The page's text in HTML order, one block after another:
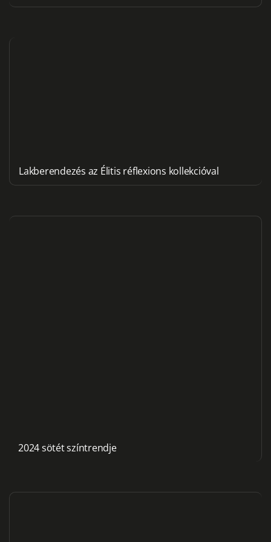
Lakberendezés az Élitis réflexions kollekcióval
2024 sötét színtrendje